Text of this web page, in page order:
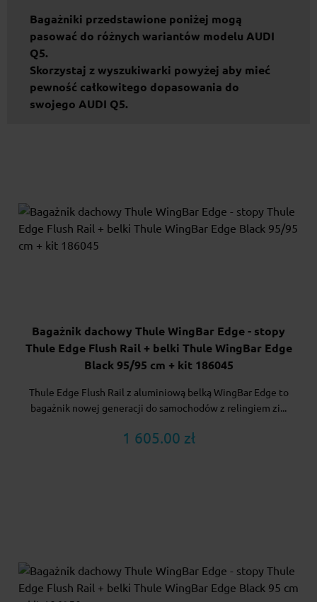
Bagażniki przedstawione poniżej mogą
pasować do różnych wariantów modelu AUDI
Q5.
Skorzystaj z wyszukiwarki powyżej aby mieć
pewność całkowitego dopasowania do
swojego AUDI Q5.
Bagażnik dachowy Thule WingBar Edge - stopy
Thule Edge Flush Rail + belki Thule WingBar Edge
Black 95/95 cm + kit 186045
Thule Edge Flush Rail z aluminiową belką WingBar Edge to
bagażnik nowej generacji do samochodów z relingiem zi...
1 605.00 zł